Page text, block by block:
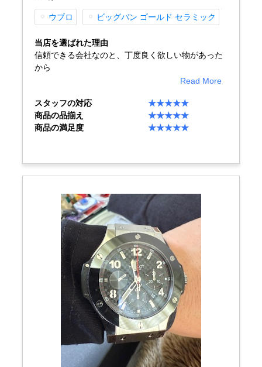
ウブロ ビッグバン ゴールド セラミック
当店を選ばれた理由
信頼できる会社なのと、丁度良く欲しい物があった
から
Read More
スタッフの対応
★★★★★
商品の品揃え
★★★★★
商品の満足度
★★★★★